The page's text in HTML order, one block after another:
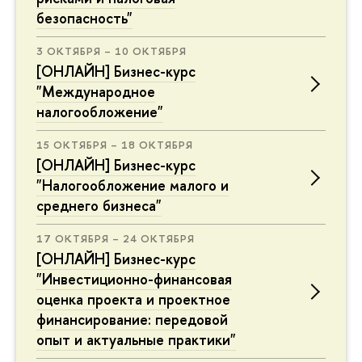
безопасность"
3 ОКТЯБРЯ – 10 ОКТЯБРЯ
[ОНЛАЙН] Бизнес-курс
"Международное
налогообложение"
15 ОКТЯБРЯ – 18 ОКТЯБРЯ
[ОНЛАЙН] Бизнес-курс
"Налогообложение малого и
среднего бизнеса"
17 ОКТЯБРЯ – 24 ОКТЯБРЯ
[ОНЛАЙН] Бизнес-курс
"Инвестиционно-финансовая
оценка проекта и проектное
финансирование: передовой
опыт и актуальные практики"